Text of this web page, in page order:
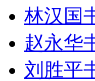
林汉国
赵永华
刘胜平